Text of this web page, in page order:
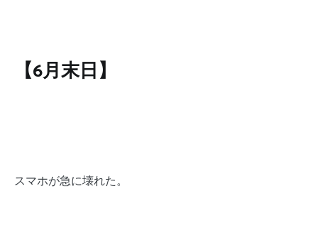
【6月末日】
スマホが急に壊れた。